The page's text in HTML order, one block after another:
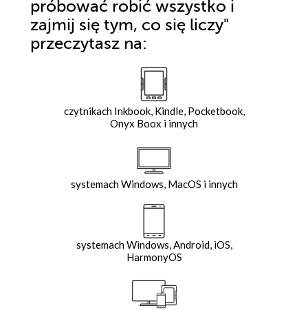
próbować robić wszystko i
zajmij się tym, co się liczy"
przeczytasz na:
czytnikach Inkbook, Kindle, Pocketbook,
Onyx Boox i innych
systemach Windows, MacOS i innych
systemach Windows, Android, iOS,
HarmonyOS